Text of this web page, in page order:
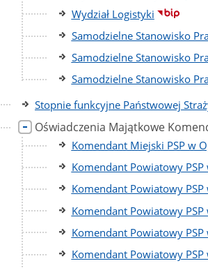
Wydział Logistyki
Samodzielne Stanowisko
Samodzielne Stanowisko
Samodzielne Stanowisko
Stopnie funkcyjne Państwowej
Oświadczenia Majątkowe
Komendant Miejski PSP w
Komendant Powiatowy PSP
Komendant Powiatowy PSP
Komendant Powiatowy
Komendant Powiatowy
Komendant Powiatowy